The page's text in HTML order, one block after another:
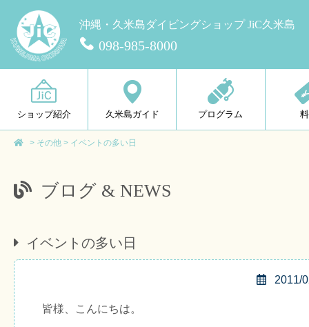
沖縄・久米島ダイビングショップ JiC久米島
098-985-8000
ショップ紹介 久米島ガイド プログラム
> その他 > イベントの多い日
ブログ & NEWS
イベントの多い日
2011/
皆様、こんにちは。